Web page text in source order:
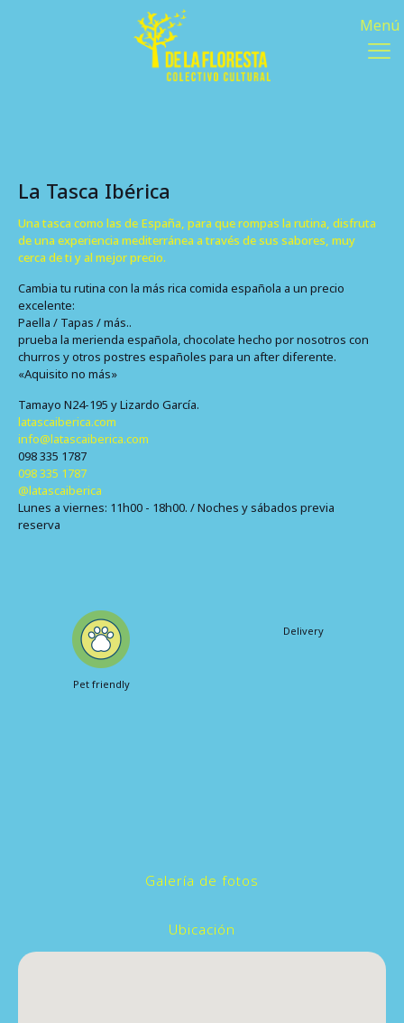
La Tasca Ibérica
Una tasca como las de España, para que rompas la rutina, disfruta
de una experiencia mediterránea a través de sus sabores, muy
cerca de ti y al mejor precio.
Cambia tu rutina con la más rica comida española a un precio
excelente:
Paella / Tapas / más..
prueba la merienda española, chocolate hecho por nosotros con
churros y otros postres españoles para un after diferente.
«Aquisito no más»
Tamayo N24-195 y Lizardo García.
latascaiberica.com
info@latascaiberica.com
098 335 1787
098 335 1787
@latascaiberica
Lunes a viernes: 11h00 - 18h00. / Noches y sábados previa
reserva
Pet friendly
Delivery
Galería de fotos
Ubicación